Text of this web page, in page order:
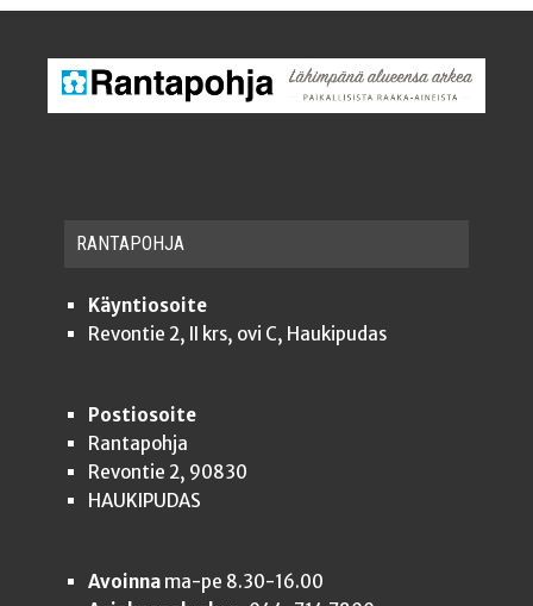
RAN­TA­POH­JA
Käyntiosoite
Revontie 2, II krs, ovi C, Haukipudas
Postiosoite
Rantapohja
Revontie 2, 90830
HAUKIPUDAS
Avoinnama-pe 8.30-16.00